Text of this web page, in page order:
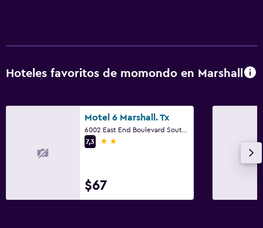
Hoteles favoritos de momondo en Marshall
Motel 6 Marshall. Tx
7,3
2 estrellas
$67